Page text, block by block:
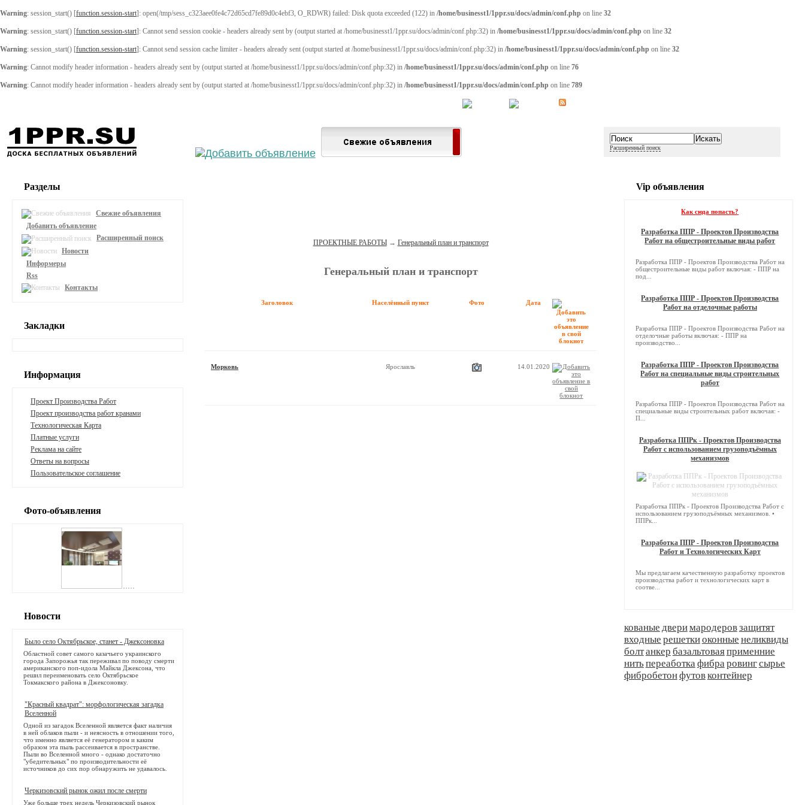
Warning: session_start() [function.session-start]: open(/tmp/sess_c323aee0fe4c72d65cd7fe89d0c4ebf3, O_RDWR) failed: Disk quota exceeded (122) in /home/businesst1/1ppr.su/docs/admin/conf.php on line 32
Warning: session_start() [function.session-start]: Cannot send session cookie - headers already sent by (output started at /home/businesst1/1ppr.su/docs/admin/conf.php:32) in /home/businesst1/1ppr.su/docs/admin/conf.php on line 32
Warning: session_start() [function.session-start]: Cannot send session cache limiter - headers already sent (output started at /home/businesst1/1ppr.su/docs/admin/conf.php:32) in /home/businesst1/1ppr.su/docs/admin/conf.php on line 32
Warning: Cannot modify header information - headers already sent by (output started at /home/businesst1/1ppr.su/docs/admin/conf.php:32) in /home/businesst1/1ppr.su/docs/admin/conf.php on line 76
Warning: Cannot modify header information - headers already sent by (output started at /home/businesst1/1ppr.su/docs/admin/conf.php:32) in /home/businesst1/1ppr.su/docs/admin/conf.php on line 789
Расширенный поиск
ПРОЕКТНЫЕ РАБОТЫ→ Генеральный план и транспорт
Генеральный план и транспорт
Заголовок Дата
Фото
Населённый пункт
Морковь 14.01.2020
Ярославль
Разделы
Свежие объявления
Добавить объявление
Расширенный поиск
Новости
Информеры
Rss
Контакты
Закладки
Информация
Проект Производства Работ
Проект производства работ кранами
Технологическая Карта
Платные услуги
Реклама на сайте
Ответы на вопросы
Пользовательское соглашение
Фото-объявления
Новости
Было село Октябрьское, станет - Джексоновка
Областной совет самого казачьего украинского
города Запорожья так переживал по поводу смерти
американского поп-идола Майкла Джексона, что
решил переименовать село Октябрьское
Токмакского района в Джексоновку.
"Красный квадрат": морфологическая загадка
Вселенной
Одной из загадок Вселенной является факт наличия
в ней облаков пыли - и неясность в отношении того,
что именно является её генератором и каким
образом эта пыль рассеивается в пространстве.
Пыли во Вселенной много - однако достаточно
"убедительных" по производительности её
источников до сих пор обнаружить не удавалось.
Черкизовский рынок ожил после смерти
Уже больше трех недель Черкизовский рынок
Vip объявления
Как сюда попасть?
Разработка ППР - Проектов Производства
Работ на общестроительные виды работ
Разработка ППР - Проектов Производства Работ на
общестроительные виды работ включая: - ППР на
под...
Разработка ППР - Проектов Производства
Работ на отделочные работы
Разработка ППР - Проектов Производства Работ на
отделочные работы включая: - ППР на
производство...
Разработка ППР - Проектов Производства
Работ на специальные виды строительных
работ
Разработка ППР - Проектов Производства Работ на
специальные виды строительных работ включая: -
П...
Разработка ППРк - Проектов Производства
Работ с использованием грузоподъёмных
механизмов
Разработка ППРк - Проектов Производства Работ с
использованием грузоподъёмных механизмов. •
ППРк...
Разработка ППР - Проектов Производства
Работ и Технологических Карт
Мы предлагаем качественную разработку проектов
производства работ и технологических карт в
соотве...
кованые дверимародеровзащитят
входные решеткиоконные неликвиды
болтанкер базальтоваяприменние
нитьпереаботкафибраровингсырье
фибробетонфутовконтейнер